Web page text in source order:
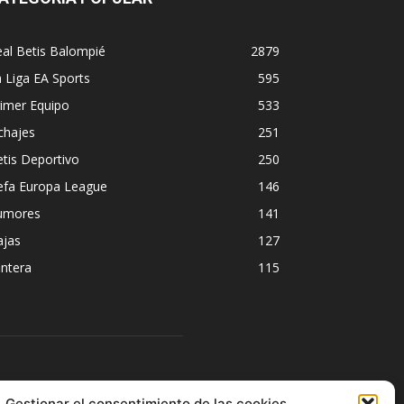
Betis Balompié
2879
Liga EA Sports
595
Equipo
533
251
Deportivo
250
Europa League
146
141
127
115